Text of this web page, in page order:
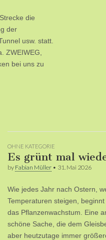
die
der
usw. statt.
ZWEIWEG,
bei uns zu
OHNE KATEGORIE
Es grünt mal
by Fabian Müller• 31. Mai 2026
Wie jedes Jahr nach Ostern,
Temperaturen steigen, beginnt
das Pflanzenwachstum. Eine
schöne Sache, die dem
aber heutzutage immer